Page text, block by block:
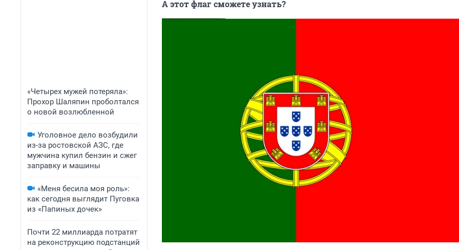
«Четырех мужей потеряла»:
Прохор Шаляпин проболтался
о новой возлюбленной
Уголовное дело возбудили
из-за ростовской АЗС, где
мужчина купил бензин и сжег
заправку и машины
«Меня бесила моя роль»:
как сегодня выглядит Пуговка
из «Папиных дочек»
Почти 22 миллиарда потратят
на реконструкцию подстанций
А этот флаг сможете узнать?